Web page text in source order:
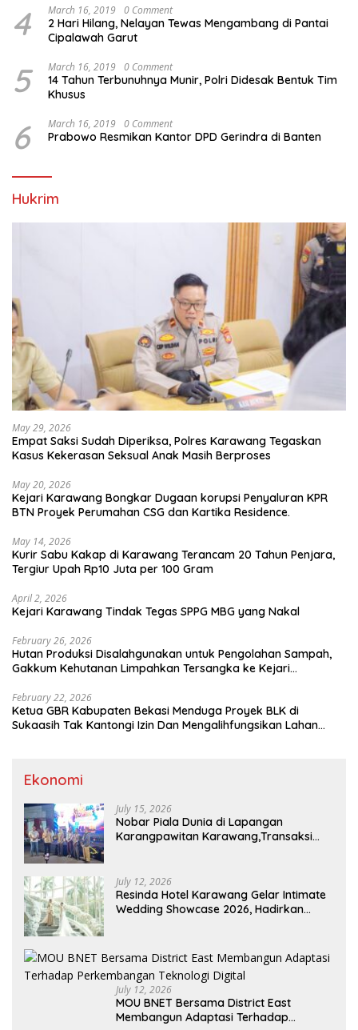
4 March 16, 2019 0 Comment
2 Hari Hilang, Nelayan Tewas Mengambang di Pantai
Cipalawah Garut
5 March 16, 2019 0 Comment
14 Tahun Terbunuhnya Munir, Polri Didesak Bentuk Tim
Khusus
6 March 16, 2019 0 Comment
Prabowo Resmikan Kantor DPD Gerindra di Banten
Hukrim
May 29, 2026
Empat Saksi Sudah Diperiksa, Polres Karawang Tegaskan
Kasus Kekerasan Seksual Anak Masih Berproses
May 20, 2026
Kejari Karawang Bongkar Dugaan korupsi Penyaluran KPR
BTN Proyek Perumahan CSG dan Kartika Residence.
May 14, 2026
Kurir Sabu Kakap di Karawang Terancam 20 Tahun Penjara,
Tergiur Upah Rp10 Juta per 100 Gram
April 2, 2026
Kejari Karawang Tindak Tegas SPPG MBG yang Nakal
February 26, 2026
Hutan Produksi Disalahgunakan untuk Pengolahan Sampah,
Gakkum Kehutanan Limpahkan Tersangka ke Kejari
February 22, 2026
Ketua GBR Kabupaten Bekasi Menduga Proyek BLK di
Sukaasih Tak Kantongi Izin Dan Mengalihfungsikan Lahan
Ekonomi
July 15, 2026
Nobar Piala Dunia di Lapangan
Karangpawitan Karawang,Transaksi
July 12, 2026
Resinda Hotel Karawang Gelar Intimate
Wedding Showcase 2026, Hadirkan
July 12, 2026
MOU BNET Bersama District East
Membangun Adaptasi Terhadap